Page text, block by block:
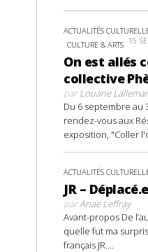
ACTUALITÉS
CULTURE & ARTS 15
On est allés
collective
parLouane
Du 6 septembre au
rendez-vous aux
exposition, "Coller
ACTUALITÉS
JR –
parAnaë Leffray
Avant-propos De
quelle fut ma
français JR....